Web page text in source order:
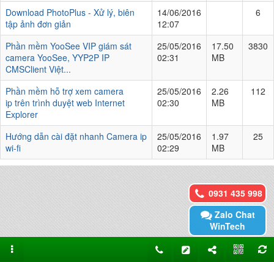
Download PhotoPlus - Xử lý, biên
tập ảnh đơn giản
14/06/2016
12:07
6
Phần mềm YooSee VIP giám sát
camera YooSee, YYP2P IP
CMSClient Việt...
25/05/2016
02:31
17.50
MB
3830
Phần mềm hỗ trợ xem camera
ip trên trình duyệt web Internet
Explorer
25/05/2016
02:30
2.26
MB
112
Hướng dẫn cài đặt nhanh Camera ip
wi-fi
25/05/2016
02:29
1.97
MB
25
0931 435 998
Zalo Chat
WinTech